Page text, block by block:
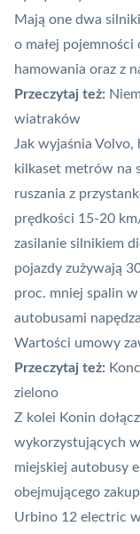
Mają one dwa
o małej pojemności
hamowania oraz z
Przeczytaj też:
wiatraków
Jak wyjaśnia
kilkaset metrów na
ruszania z
prędkości 15-20
zasilanie silnikiem
pojazdy zużywają
proc. mniej spalin
autobusami
Wartości umowy
Przeczytaj też: K
zielono
Z kolei Konin
wykorzystujących
miejskiej autobusy
obejmującego
Urbino 12 electric